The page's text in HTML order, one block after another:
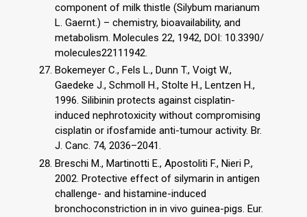
component of milk thistle (Silybum marianum
L. Gaernt.) – chemistry, bioavailability, and
metabolism. Molecules 22, 1942, DOI: 10.3390/
molecules22111942.
Bokemeyer C., Fels L., Dunn T., Voigt W.,
Gaedeke J., Schmoll H., Stolte H., Lentzen H.,
1996. Silibinin protects against cisplatin-
induced nephrotoxicity without compromising
cisplatin or ifosfamide anti-tumour activity. Br.
J. Canc. 74, 2036–2041.
Breschi M., Martinotti E., Apostoliti F., Nieri P.,
2002. Protective effect of silymarin in antigen
challenge- and histamine-induced
bronchoconstriction in in vivo guinea-pigs. Eur.